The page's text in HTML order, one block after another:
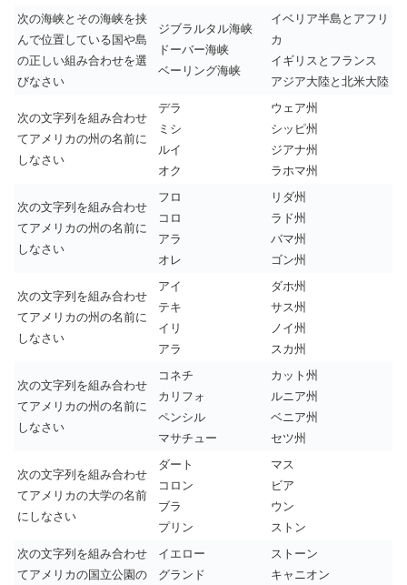
次の海峡とその海峡を挟
んで位置している国や島
の正しい組み合わせを選
びなさい
ジブラルタル海峡
ドーバー海峡
ベーリング海峡
イベリア半島とアフリ
カ
イギリスとフランス
アジア大陸と北米大陸
次の文字列を組み合わせ
てアメリカの州の名前に
しなさい
デラ
ミシ
ルイ
オク
ウェア州
シッピ州
ジアナ州
ラホマ州
次の文字列を組み合わせ
てアメリカの州の名前に
しなさい
フロ
コロ
アラ
オレ
リダ州
ラド州
バマ州
ゴン州
次の文字列を組み合わせ
てアメリカの州の名前に
しなさい
アイ
テキ
イリ
アラ
ダホ州
サス州
ノイ州
スカ州
次の文字列を組み合わせ
てアメリカの州の名前に
しなさい
コネチ
カリフォ
ペンシル
マサチュー
カット州
ルニア州
ベニア州
セツ州
次の文字列を組み合わせ
てアメリカの大学の名前
にしなさい
ダート
コロン
ブラ
プリン
マス
ビア
ウン
ストン
次の文字列を組み合わせ
てアメリカの国立公園の
イエロー
グランド
ストーン
キャニオン